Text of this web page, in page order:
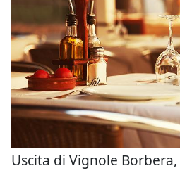
Uscita di Vignole Borbera,